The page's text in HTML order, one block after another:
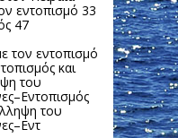
εντοπισμό 33
47
τον εντοπισμό
και
του
του